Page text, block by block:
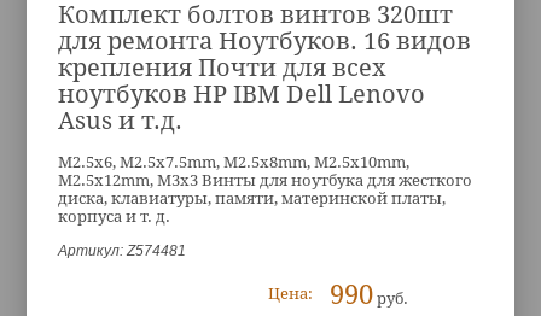
Комплект болтов винтов 320шт
для ремонта Ноутбуков. 16 видов
крепления Почти для всех
ноутбуков HP IBM Dell Lenovo
Asus и т.д.
M2.5x6, M2.5x7.5mm, M2.5x8mm, M2.5x10mm,
M2.5x12mm, M3x3 Винты для ноутбука для жесткого
диска, клавиатуры, памяти, материнской платы,
корпуса и т. д.
Артикул: Z574481
Цена: 990руб.